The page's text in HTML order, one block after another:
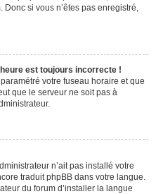
Donc si vous n’êtes pas enregistré,
est toujours incorrecte !
votre fuseau horaire et que
que le serveur ne soit pas à
n’ait pas installé votre
traduit phpBB dans votre langue.
du forum d’installer la langue